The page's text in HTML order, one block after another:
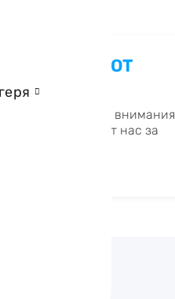
ОТ
не оставит без внимания
и наградит нас за